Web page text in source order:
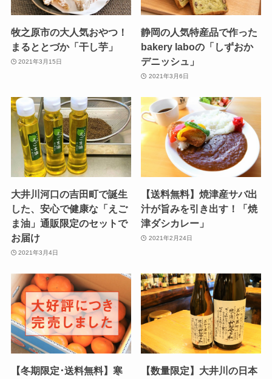
牧之原市の大人気おやつ！
まるととづか「干し芋」
2021年3月15日
静岡の人気特産品で作った
bakery laboの「しずおか
デニッシュ」
2021年3月6日
大井川河口の吉田町で誕生
した、安心で健康な「えご
ま油」通販限定のセットで
お届け
2021年3月4日
【送料無料】焼津産サバ出
汁が旨みを引き出す！「焼
津ダシカレー」
2021年2月24日
【冬期限定･送料無料】寒 【数量限定】大井川の日本